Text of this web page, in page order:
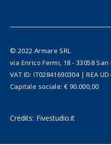
© 2022 Armare SRL
via Enrico Fermi, 18 - 33058
VAT ID: IT02841690304 | REA
Capitale sociale: € 90.000,00
Credits: Fivestudio.it